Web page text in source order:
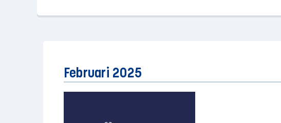
Februari 2025